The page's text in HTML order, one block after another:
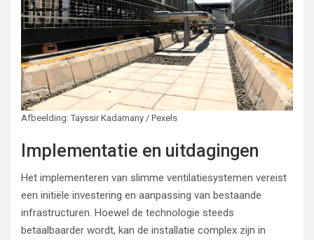
Afbeelding: Tayssir Kadamany / Pexels
Implementatie en uitdagingen
Het implementeren van slimme ventilatiesystemen vereist
een initiële investering en aanpassing van bestaande
infrastructuren. Hoewel de technologie steeds
betaalbaarder wordt, kan de installatie complex zijn in